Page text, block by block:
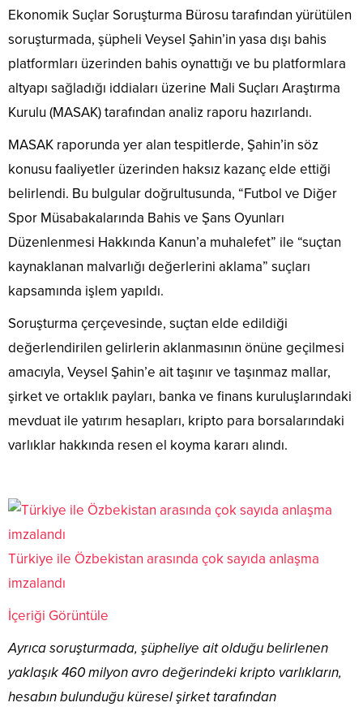
Ekonomik Suçlar Soruşturma Bürosu tarafından yürütülen
soruşturmada, şüpheli Veysel Şahin’in yasa dışı bahis
platformları üzerinden bahis oynattığı ve bu platformlara
altyapı sağladığı iddiaları üzerine Mali Suçları Araştırma
Kurulu (MASAK) tarafından analiz raporu hazırlandı.
MASAK raporunda yer alan tespitlerde, Şahin’in söz
konusu faaliyetler üzerinden haksız kazanç elde ettiği
belirlendi. Bu bulgular doğrultusunda, “Futbol ve Diğer
Spor Müsabakalarında Bahis ve Şans Oyunları
Düzenlenmesi Hakkında Kanun’a muhalefet” ile “suçtan
kaynaklanan malvarlığı değerlerini aklama” suçları
kapsamında işlem yapıldı.
Soruşturma çerçevesinde, suçtan elde edildiği
değerlendirilen gelirlerin aklanmasının önüne geçilmesi
amacıyla, Veysel Şahin’e ait taşınır ve taşınmaz mallar,
şirket ve ortaklık payları, banka ve finans kuruluşlarındaki
mevduat ile yatırım hesapları, kripto para borsalarındaki
varlıklar hakkında resen el koyma kararı alındı.
Türkiye ile Özbekistan arasında çok sayıda anlaşma
imzalandı
İçeriği Görüntüle
Ayrıca soruşturmada, şüpheliye ait olduğu belirlenen
yaklaşık 460 milyon avro değerindeki kripto varlıkların,
hesabın bulunduğu küresel şirket tarafından